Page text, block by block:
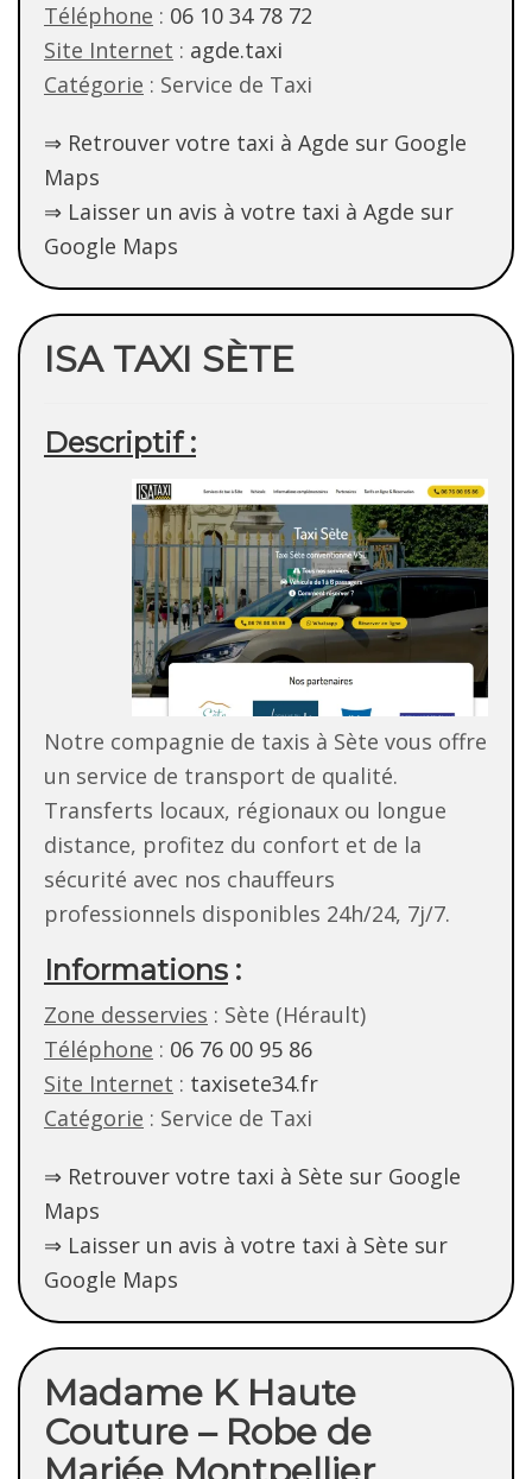
Téléphone : 06 10 34 78 72
Site Internet : agde.taxi
Catégorie : Service de Taxi
⇒ Retrouver votre taxi à Agde sur Google
Maps
⇒ Laisser un avis à votre taxi à Agde sur
Google Maps
ISA TAXI SÈTE
Descriptif :
Notre compagnie de taxis à Sète vous offre
un service de transport de qualité.
Transferts locaux, régionaux ou longue
distance, profitez du confort et de la
sécurité avec nos chauffeurs
professionnels disponibles 24h/24, 7j/7.
Informations :
Zone desservies : Sète (Hérault)
Téléphone : 06 76 00 95 86
Site Internet : taxisete34.fr
Catégorie : Service de Taxi
⇒ Retrouver votre taxi à Sète sur Google
Maps
⇒ Laisser un avis à votre taxi à Sète sur
Google Maps
Madame K Haute
Couture – Robe de